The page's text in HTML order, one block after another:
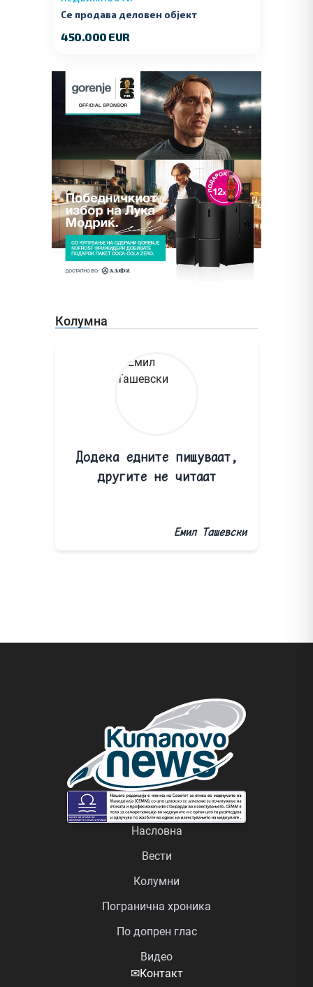
Се продава деловен објект
450.000 EUR
Колумна
Додека едните пишуваат,
другите не читаат
Емил Ташевски
Насловна
Вести
Колумни
Погранична хроника
По допрен глас
Видео
✉Контакт